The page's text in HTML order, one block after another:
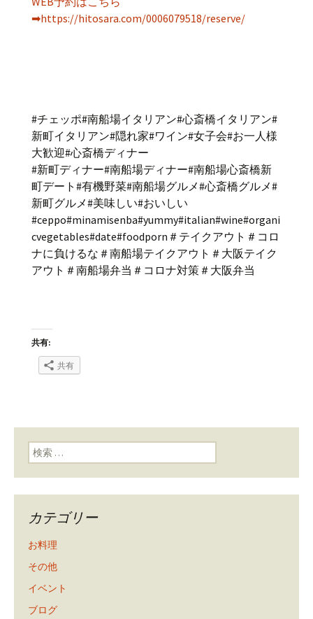
➡https://hitosara.com/0006079518/reserve/
#チェッポ#南船場イタリアン#心斎橋イタリアン#
新町イタリアン#隠れ家#ワイン#女子会#お一人様
大歓迎#心斎橋ディナー
#新町ディナー#南船場ディナー#南船場心斎橋新
町デート#有機野菜#南船場グルメ#心斎橋グルメ#
新町グルメ#美味しい#おいしい
#ceppo#minamisenba#yummy#italian#wine#organi
cvegetables#date#foodporn＃テイクアウト＃コロ
ナに負けるな＃南船場テイクアウト＃大阪テイク
アウト＃南船場弁当＃コロナ対策＃大阪弁当
共有:
共有
検索:
カテゴリー
お料理
その他
イベント
ブログ